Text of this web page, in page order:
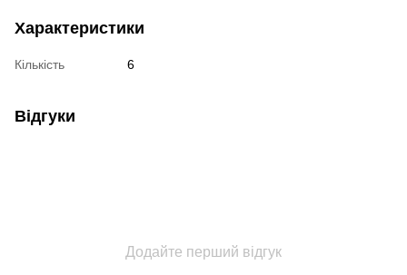
Характеристики
Кількість 6
Відгуки
Додайте перший відгук